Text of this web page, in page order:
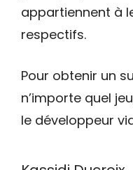
appartiennent à
respectifs.
Pour obtenir un
n’importe quel
le développeur